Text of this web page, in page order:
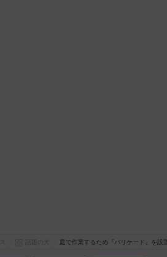
庭で作業するため『バリケード』を